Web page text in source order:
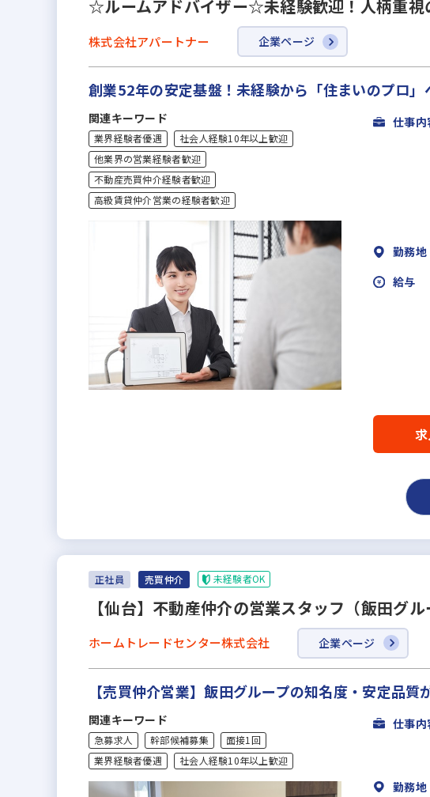
☆ルームアドバイザー☆未経験歓迎！人柄重
株式会社アパートナー 企業ページ
創業52年の安定基盤！未経験から「住まいのプロ
関連キーワード
業界経験者優遇
社会人経験10年以上歓迎
他業界の営業経験者歓迎
不動産売買仲介経験者歓迎
高級賃貸仲介営業の経験者歓迎
仕事内
勤務地
給与
正社員 売買仲介 未経験者OK
【仙台】不動産仲介の営業スタッフ（飯田
ホームトレードセンター株式会社 企業ページ
【売買仲介営業】飯田グループの知名度・安定品質
関連キーワード
急募求人 幹部候補募集
面接1回
業界経験者優遇
社会人経験10年以上歓迎
仕事内
勤務地